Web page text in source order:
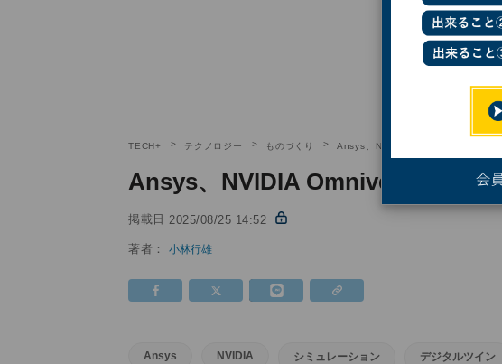
TECH+ テクノロジー ものづくり Ansys、NVIDIA OmniverseをAnsys
Ansys、NVIDIA Omniverseを
掲載日 2025/08/25 14:52
著者：小林行雄
Ansys NVIDIA シミュレーション デジタルツイン